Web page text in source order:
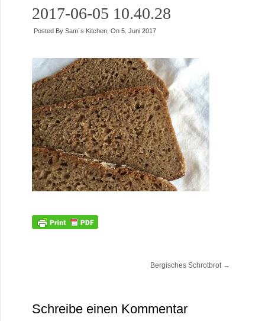
2017-06-05 10.40.28
Posted By Sam´s Kitchen, On 5. Juni 2017
Bergisches Schrotbrot →
Schreibe einen Kommentar